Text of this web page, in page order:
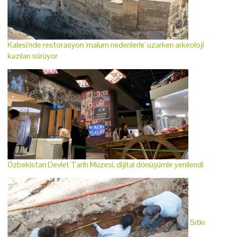
Kalesi'nde restorasyon 'malum nedenlerle' uzarken arkeoloji
kazıları sürüyor
Özbekistan Devlet Tarih Müzesi, dijital dönüşümle yenilendi
Sıtkı